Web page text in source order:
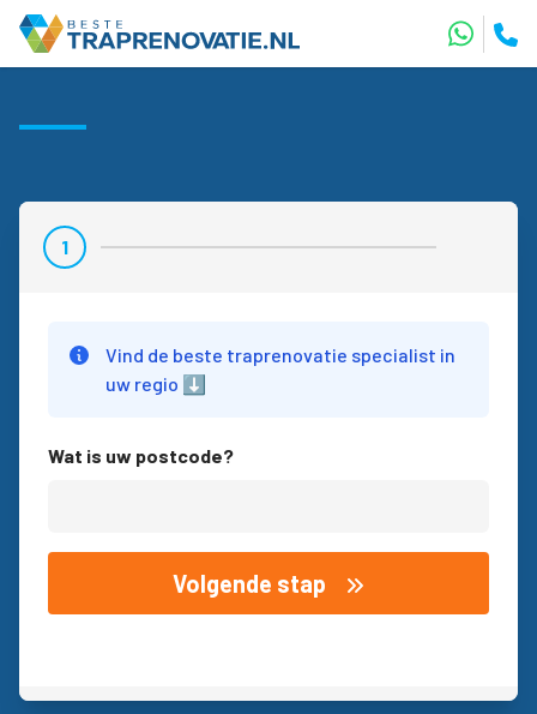
1
Stap 1
Vind de beste traprenovatie specialist in
uw regio ⬇️
Wat is uw postcode?
Volgende stap